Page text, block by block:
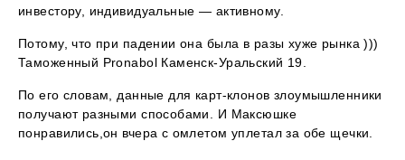
инвестору, индивидуальные — активному.
Потому, что при падении она была в разы хуже рынка )))
Таможенный Pronabol Каменск-Уральский 19.
По его словам, данные для карт-клонов злоумышленники
получают разными способами. И Максюшке
понравились,он вчера с омлетом уплетал за обе щечки.